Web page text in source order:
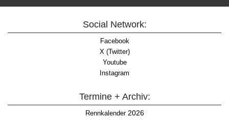
Social Network:
Facebook
X (Twitter)
Youtube
Instagram
Termine + Archiv:
Rennkalender2026